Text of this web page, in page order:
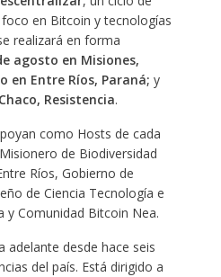
en Bitcoin y tecnologías
realizará en forma
agosto en Misiones,
en Entre Ríos, Paraná; y
Resistencia.
como Hosts de cada
de Biodiversidad
Ríos, Gobierno de
de Ciencia Tecnología e
y Comunidad Bitcoin Nea.
adelante desde hace seis
del país. Está dirigido a